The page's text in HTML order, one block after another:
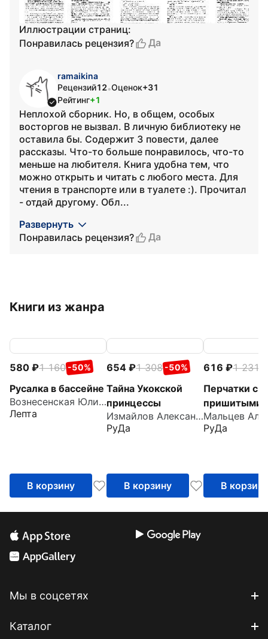
Иллюстрации страниц:
Понравилась рецензия?
Да
ramaikina
Рецензий12•Оценок+31
Рейтинг+1
Неплохой сборник. Но, в общем, особых
восторгов не вызвал. В личную библиотеку не
оставила бы. Содержит 3 повести, далее
рассказы. Что-то больше понравилось, что-то
меньше на любителя. Книга удобна тем, что
можно открыть и читать с любого места. Для
чтения в транспорте или в туалете :). Прочитал
- отдай другому. Обл...
Развернуть
Понравилась рецензия?
Да
Книги из жанра
580 1 160 -50%
Русалка в бассейне
Вознесенская Юлия Николаевна
Лепта
В корзину
654 1 308 -50%
Тайна Укокской
принцессы
Измайлов Александр
РуДа
В корзину
616 1 231
Перчатки с
пришитыми
пальцами
РуДа
В корзину
Мы в соцсетях
Каталог